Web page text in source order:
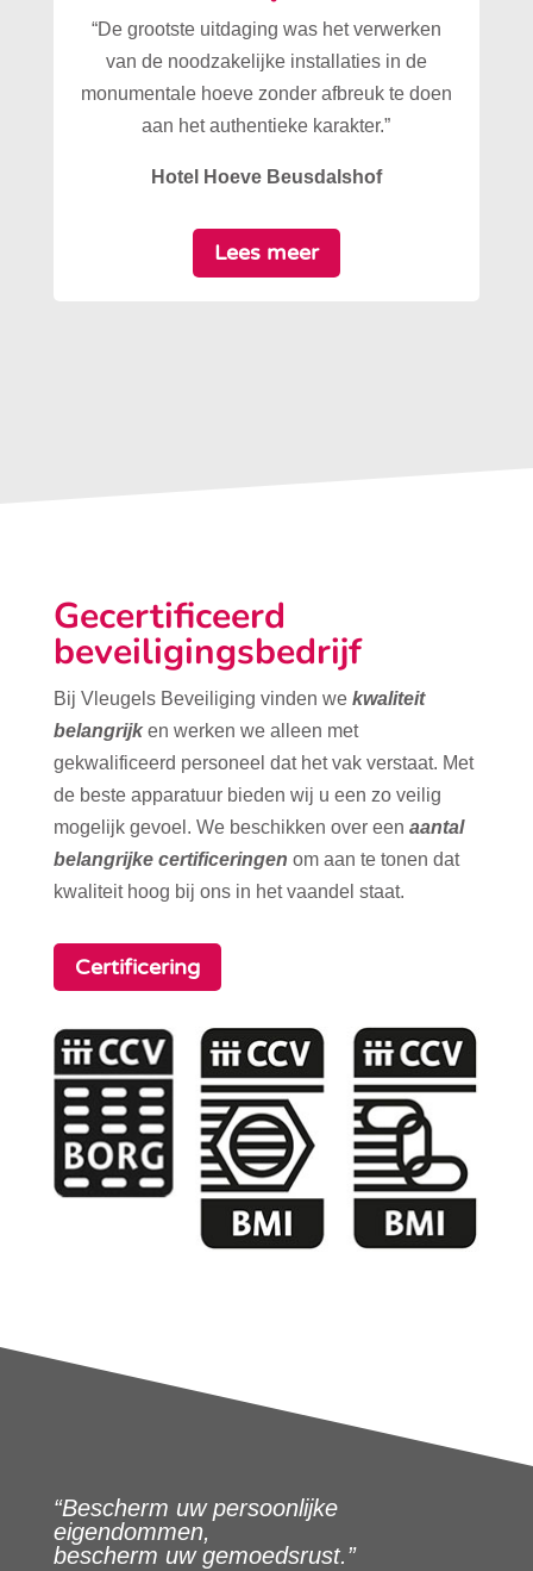
“De grootste uitdaging was het verwerken
van de noodzakelijke installaties in de
monumentale hoeve zonder afbreuk te doen
aan het authentieke karakter.”
Hotel Hoeve Beusdalshof
Lees meer
Gecertificeerd
beveiligingsbedrijf
Bij Vleugels Beveiliging vinden we kwaliteit
belangrijk en werken we alleen met
gekwalificeerd personeel dat het vak verstaat. Met
de beste apparatuur bieden wij u een zo veilig
mogelijk gevoel. We beschikken over een aantal
belangrijke certificeringen om aan te tonen dat
kwaliteit hoog bij ons in het vaandel staat.
Certificering
“Bescherm uw persoonlijke
eigendommen,
bescherm uw gemoedsrust.”